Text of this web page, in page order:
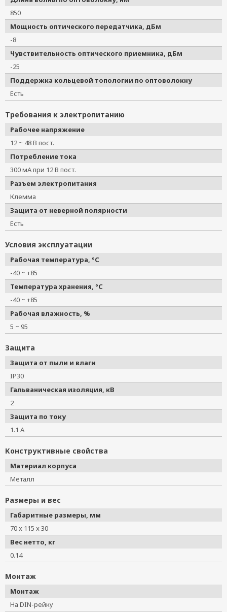
850
Мощность оптического передатчика, дБм
-8
Чувствительность оптического приемника, дБм
-25
Поддержка кольцевой топологии по оптоволокну
Есть
Требования к электропитанию
Рабочее напряжение
12 ~ 48 В пост.
Потребление тока
300 мА при 12 В пост.
Разъем электропитания
Клемма
Защита от неверной полярности
Есть
Условия эксплуатации
Рабочая температура, °C
-40 ~ +85
Температура хранения, °C
-40 ~ +85
Рабочая влажность, %
5 ~ 95
Защита
Защита от пыли и влаги
IP30
Гальваническая изоляция, кВ
2
Защита по току
1.1 А
Конструктивные свойства
Материал корпуса
Металл
Размеры и вес
Габаритные размеры, мм
70 x 115 x 30
Вес нетто, кг
0.14
Монтаж
Монтаж
На DIN-рейку